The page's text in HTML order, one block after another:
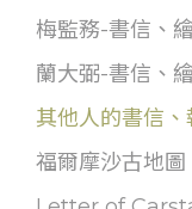
梅監務-書信、
蘭大弼-書信、
其他人的書信
福爾摩沙古地圖